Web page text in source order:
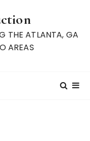
THE ATLANTA, GA
AREAS